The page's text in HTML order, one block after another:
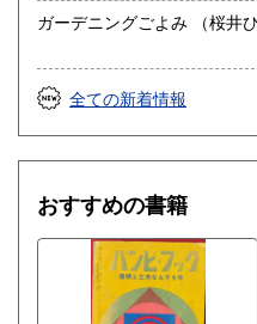
最寄駅：伊那市駅(徒歩5分)
営業時間：火・水・金・土
書籍の買取について
ジャンル問わず古書一般買
ン・引っ越しで不要となっ
実に買い取りいたします。
電話・メールでお問い合わ
info@nichinichi-shobo.com
ガーデニングご
全ての新着情報
おすすめの書籍